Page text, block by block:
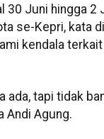
30 Juni hingga 2
se-Kepri, kata
kendala
ada, tapi tidak
Andi Agung.